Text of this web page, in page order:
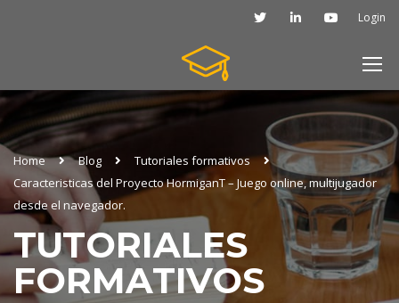
Login
Home Blog
Tutoriales formativos
Caracteristicas del Proyecto HormiganT – Juego online, multijugador
desde el navegador.
TUTORIALES
FORMATIVOS